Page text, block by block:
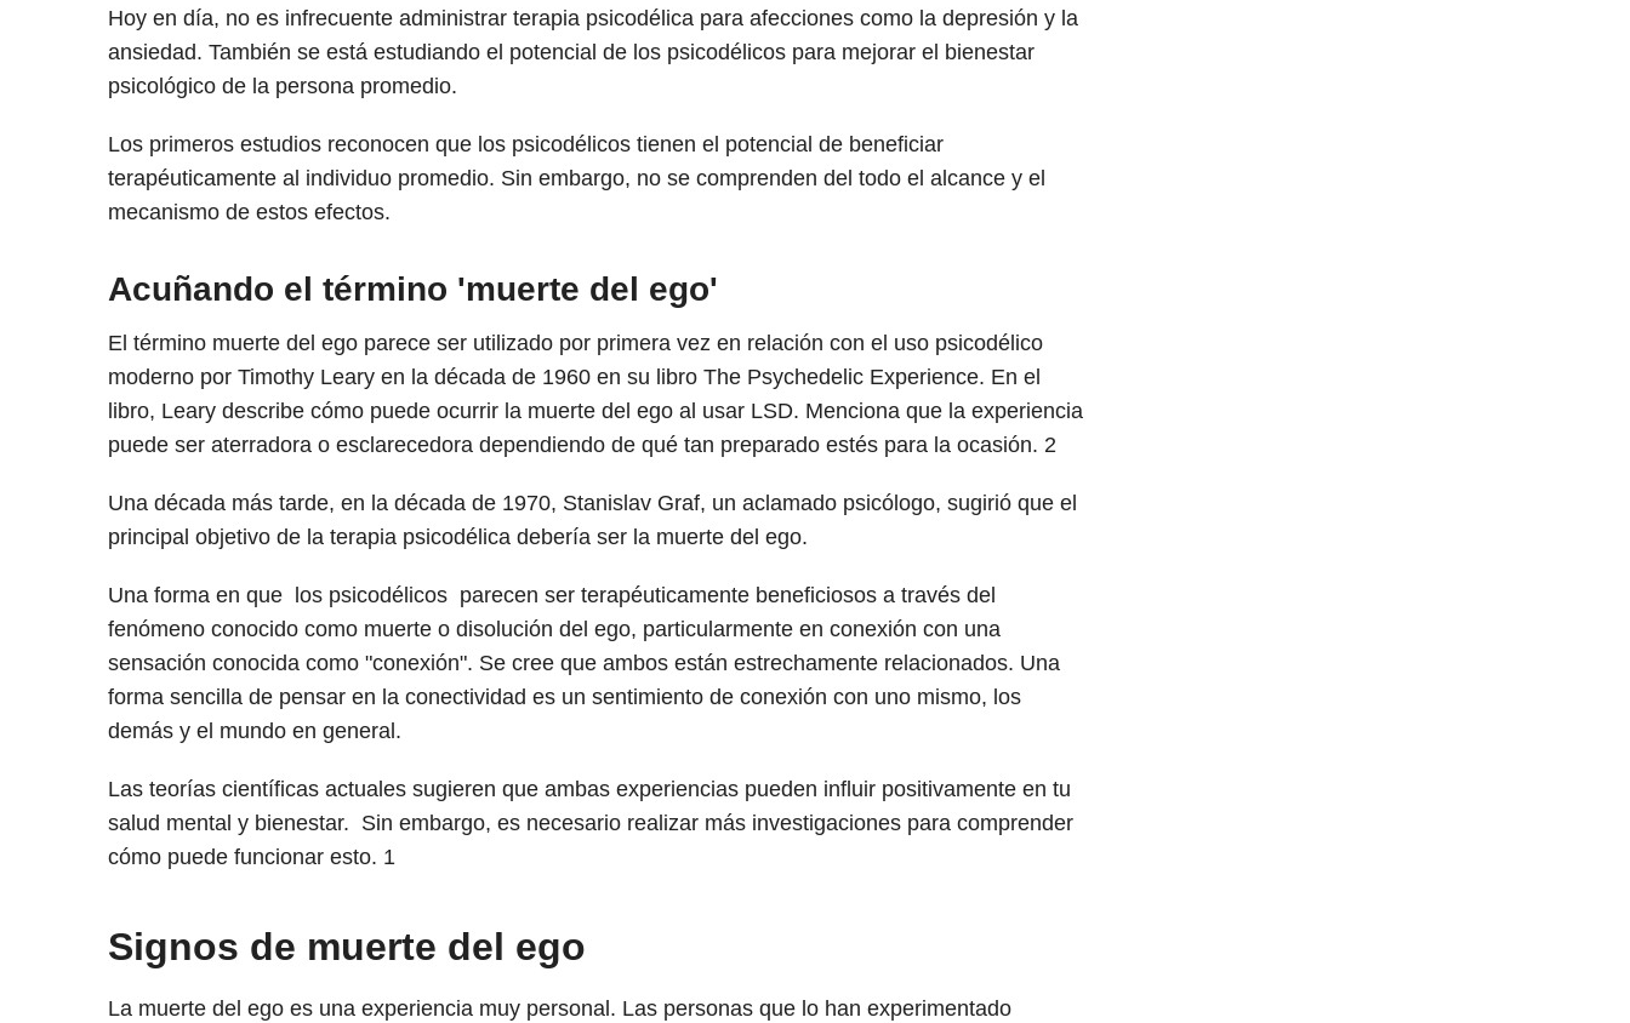
Hoy en día, no es infrecuente administrar terapia psicodélica para afecciones como la depresión y la
ansiedad. También se está estudiando el potencial de los psicodélicos para mejorar el bienestar
psicológico de la persona promedio.
Los primeros estudios reconocen que los psicodélicos tienen el potencial de beneficiar
terapéuticamente al individuo promedio. Sin embargo, no se comprenden del todo el alcance y el
mecanismo de estos efectos.
Acuñando el término 'muerte del ego'
El término muerte del ego parece ser utilizado por primera vez en relación con el uso psicodélico
moderno por Timothy Leary en la década de 1960 en su libro The Psychedelic Experience. En el
libro, Leary describe cómo puede ocurrir la muerte del ego al usar LSD. Menciona que la experiencia
puede ser aterradora o esclarecedora dependiendo de qué tan preparado estés para la ocasión. 2
Una década más tarde, en la década de 1970, Stanislav Graf, un aclamado psicólogo, sugirió que el
principal objetivo de la terapia psicodélica debería ser la muerte del ego.
Una forma en que los psicodélicos parecen ser terapéuticamente beneficiosos a través del
fenómeno conocido como muerte o disolución del ego, particularmente en conexión con una
sensación conocida como "conexión". Se cree que ambos están estrechamente relacionados. Una
forma sencilla de pensar en la conectividad es un sentimiento de conexión con uno mismo, los
demás y el mundo en general.
Las teorías científicas actuales sugieren que ambas experiencias pueden influir positivamente en tu
salud mental y bienestar. Sin embargo, es necesario realizar más investigaciones para comprender
cómo puede funcionar esto. 1
Signos de muerte del ego
La muerte del ego es una experiencia muy personal. Las personas que lo han experimentado